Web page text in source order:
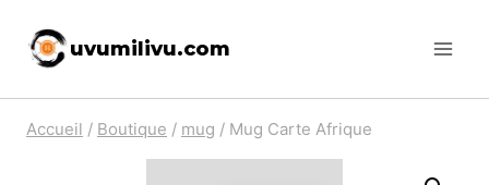
uvumilivu.com
Accueil / Boutique / mug / Mug Carte Afrique